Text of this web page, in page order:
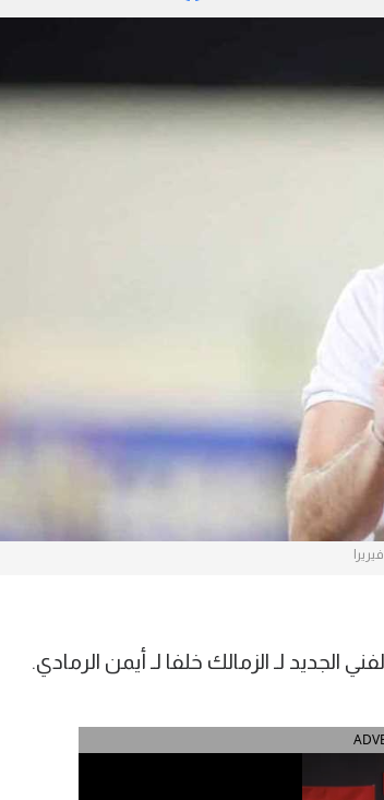
رياضات أخرى
آسيا
ركن الألعاب
الجديد لـ الزمالك خلفا لـ أيمن الرمادي.